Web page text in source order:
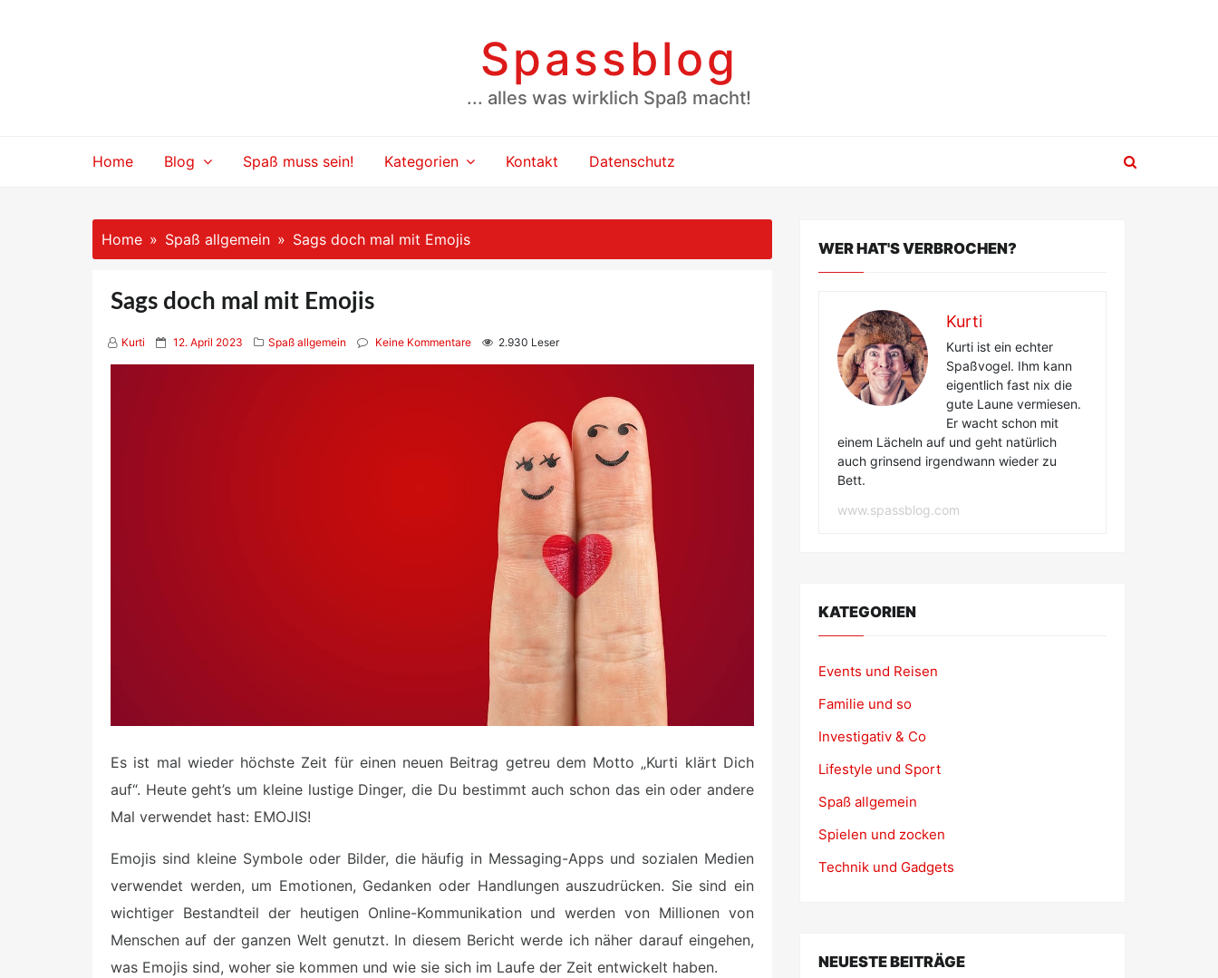
Spassblog
... alles was wirklich Spaß macht!
Home Blog Spaß muss sein! Kategorien Kontakt Datenschutz
Home Spaß allgemein Sags doch mal mit Emojis
Sags doch mal mit Emojis
Kurti
P 12. April 2023 Spaß allgemein Keine Kommentare 2.930 Leser
Es ist mal wieder höchste Zeit für einen neuen Beitrag getreu dem Motto „Kurti klärt Dich
auf“. Heute geht’s um kleine lustige Dinger, die Du bestimmt auch schon das ein oder andere
Mal verwendet hast: EMOJIS!
Emojis sind kleine Symbole oder Bilder, die häufig in Messaging-Apps und sozialen Medien
verwendet werden, um Emotionen, Gedanken oder Handlungen auszudrücken. Sie sind ein
wichtiger Bestandteil der heutigen Online-Kommunikation und werden von Millionen von
Menschen auf der ganzen Welt genutzt. In diesem Bericht werde ich näher darauf eingehen,
was Emojis sind, woher sie kommen und wie sie sich im Laufe der Zeit entwickelt haben.
WER HAT'S VERBROCHEN?
Kurti
Kurti ist ein echter
Spaßvogel. Ihm kann
eigentlich fast nix die
gute Laune vermiesen.
Er wacht schon mit
einem Lächeln auf und geht natürlich
auch grinsend irgendwann wieder zu
Bett.
www.spassblog.com
KATEGORIEN
Events und Reisen
Familie und so
Investigativ & Co
Lifestyle und Sport
Spaß allgemein
Spielen und zocken
Technik und Gadgets
NEUESTE BEITRÄGE